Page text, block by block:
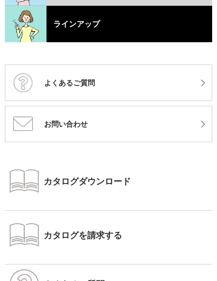
ラインアップ
よくあるご質問
お問い合わせ
カタログダウンロード
カタログを請求する